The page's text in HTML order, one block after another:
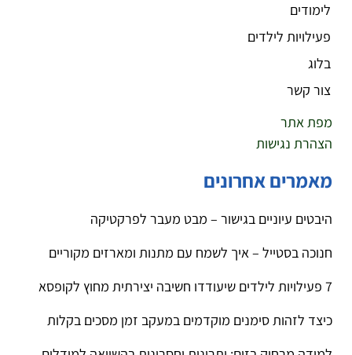
לימודים
פעילויות לילדים
בלוג
צור קשר
מפת אתר
הצהרת נגישות
מאמרים אחרונים
היבטים עיוניים בגישור – מבט מעבר לפרקטיקה
חנוכה בסטייל – איך לשמח עם מתנות ומארזים מקוריים
7 פעילויות לילדים שיעודדו חשיבה יצירתית מחוץ לקופסא
כיצד לזהות סימנים מוקדמים במעקב זמן מסכים בקלות